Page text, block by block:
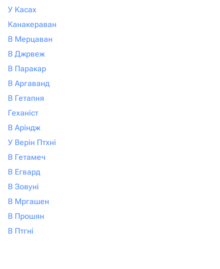
У Касах
Канакераван
В Мерцаван
В Джрвеж
В Паракар
В Аргаванд
В Гетапня
Геханіст
В Аріндж
У Верін Птхні
В Гетамеч
В Егвард
В Зовуні
В Мргашен
В Прошян
В Птгні